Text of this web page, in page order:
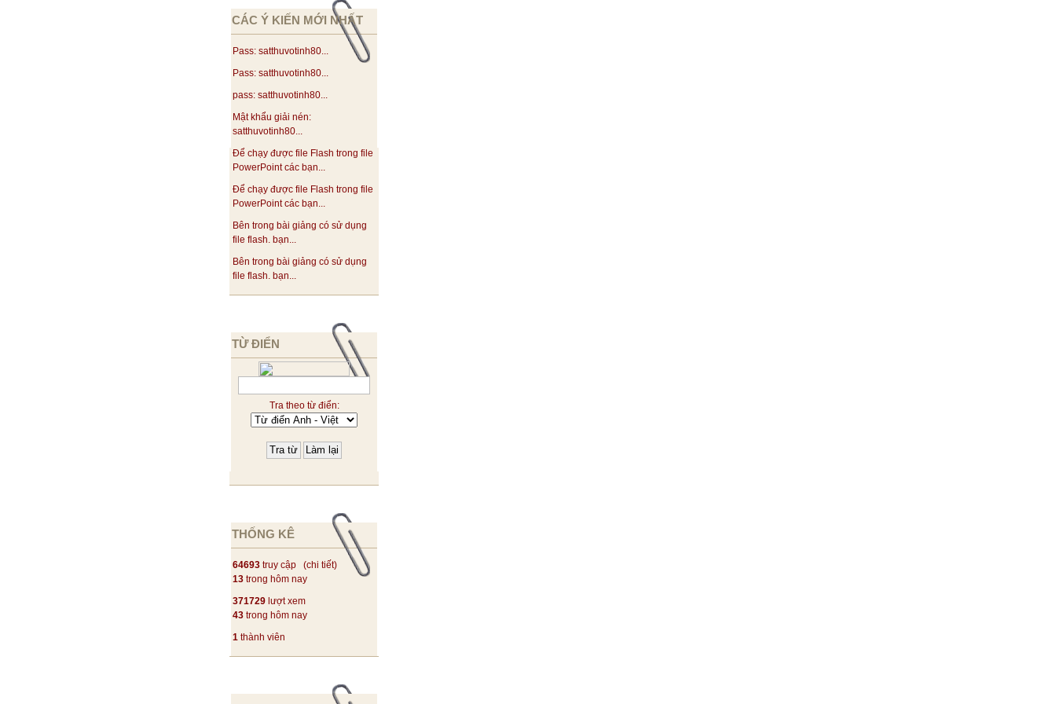
CÁC Ý KIẾN MỚI NHẤT
Pass: satthuvotinh80...
Pass: satthuvotinh80...
pass: satthuvotinh80...
Mật khẩu giải nén:
satthuvotinh80...
Để chạy được file Flash trong file
PowerPoint các bạn...
Để chạy được file Flash trong file
PowerPoint các bạn...
Bên trong bài giảng có sử dụng
file flash. bạn...
Bên trong bài giảng có sử dụng
file flash. bạn...
TỪ ĐIỂN
Tra theo từ điển:
THỐNG KÊ
64693 truy cập (chi tiết)
13 trong hôm nay
371729 lượt xem
43 trong hôm nay
1 thành viên